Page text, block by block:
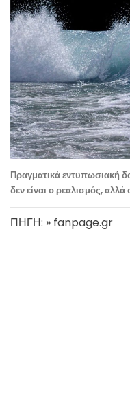
Πραγματικά εντυπωσιακή
δεν είναι ο ρεαλισμός,
ΠΗΓΗ: » fanpage.gr